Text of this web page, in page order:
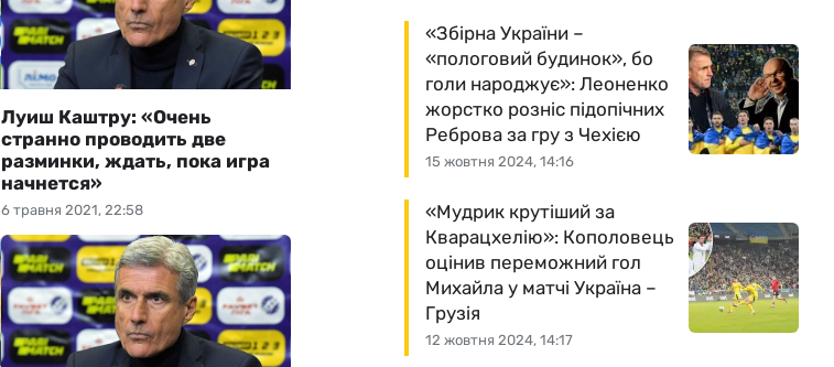
6 травня 2021, 22:58
Луиш Каштру: «Очень
странно проводить две
разминки, ждать, пока игра
начнется»
15 жовтня 2024, 14:16
«Збірна України –
«пологовий будинок», бо
голи народжує»: Леоненко
жорстко розніс підопічних
Реброва за гру з Чехією
12 жовтня 2024, 14:17
«Мудрик крутіший за
Кварацхелію»: Кополовець
оцінив переможний гол
Михайла у матчі Україна –
Грузія